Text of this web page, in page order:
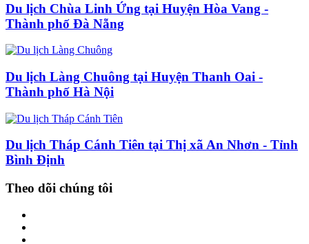
Du lịch Chùa Linh Ứng tại Huyện Hòa Vang -
Thành phố Đà Nẵng
Du lịch Làng Chuông tại Huyện Thanh Oai -
Thành phố Hà Nội
Du lịch Tháp Cánh Tiên tại Thị xã An Nhơn - Tỉnh
Bình Định
Theo dõi chúng tôi